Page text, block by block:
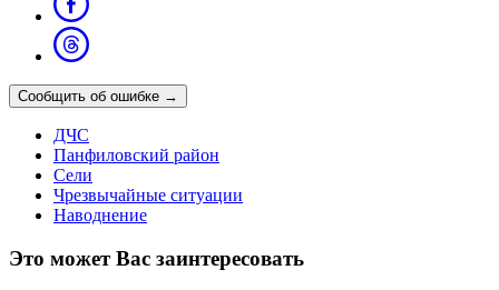
Сообщить об ошибке →
ДЧС
Панфиловский район
Сели
Чрезвычайные ситуации
Наводнение
Это может Вас заинтересовать